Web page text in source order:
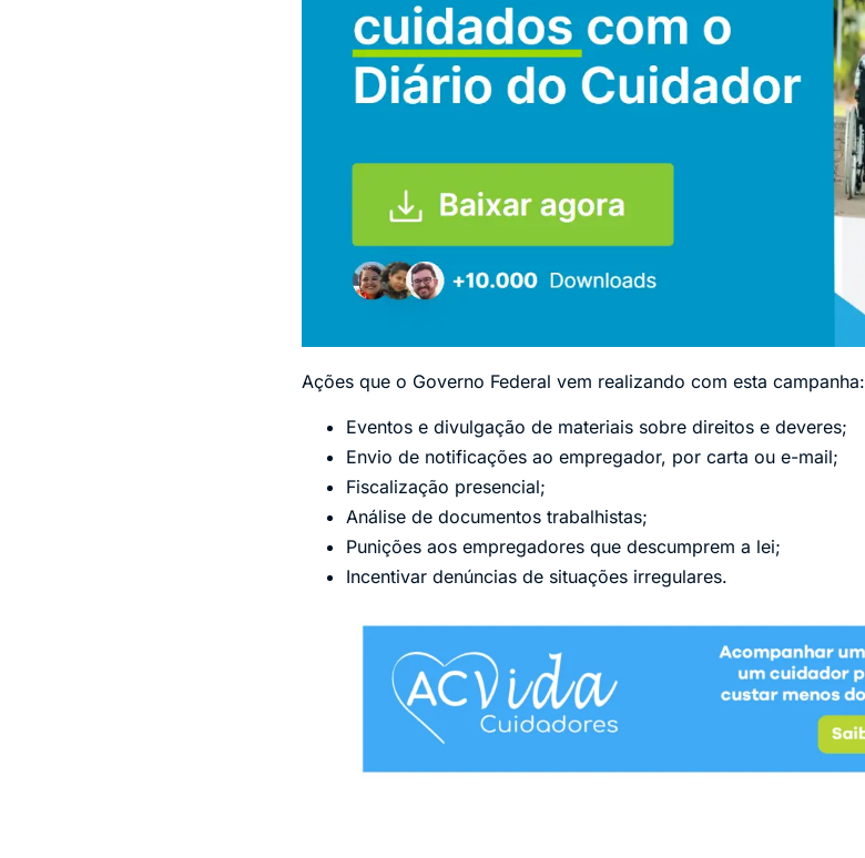
Ações que o Governo Federal vem realizando com esta campanha:
Eventos e divulgação de materiais sobre direitos e deveres;
Envio de notificações ao empregador, por carta ou e-mail;
Fiscalização presencial;
Análise de documentos trabalhistas;
Punições aos empregadores que descumprem a lei;
Incentivar denúncias de situações irregulares.